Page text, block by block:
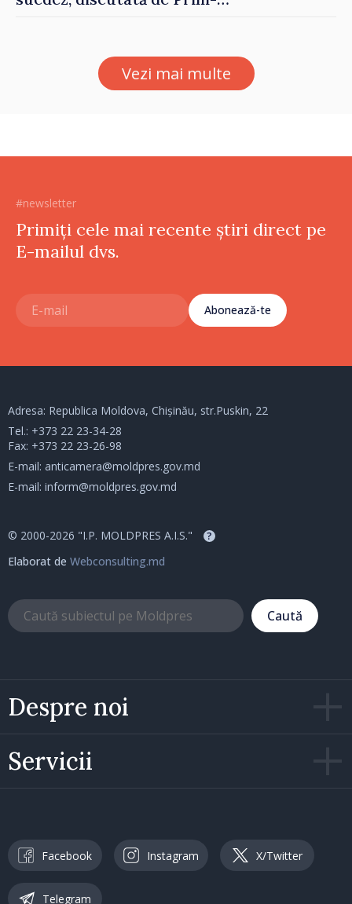
Petra Lärke
Vezi mai multe
#newsletter
Primiți cele mai recente știri direct pe
E-mailul dvs.
Abonează-te
Despre noi
Servicii
Adresa: Republica Moldova, Chișinău, str.Puskin, 22
Tel.: +373 22 23-34-28
Fax: +373 22 23-26-98
E-mail: anticamera@moldpres.gov.md
E-mail: inform@moldpres.gov.md
© 2000-2026 "I.P. MOLDPRES A.I.S." ?
Elaborat de Webconsulting.md
Caută
Facebook Instagram X/Twitter
Telegram